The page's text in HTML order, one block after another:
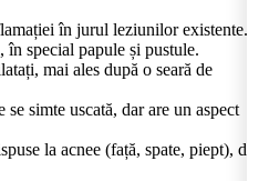
în jurul leziunilor existente.
special papule și pustule.
mai ales după o seară de
se simte uscată, dar are un aspect
la acnee (față, spate, piept), dar